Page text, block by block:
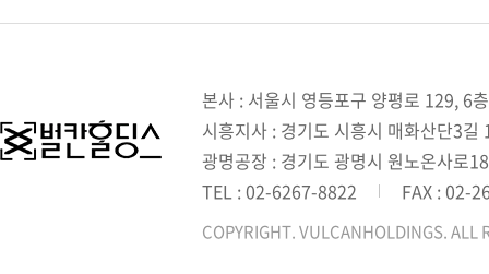
본사 : 서울시 영등포구 양평로 129, 6층
시흥지사 : 경기도 시흥시 매화산단3
광명공장 : 경기도 광명시 원노온사로18
TEL : 02-6267-8822
FAX : 02-
COPYRIGHT. VULCANHOLDINGS. ALL